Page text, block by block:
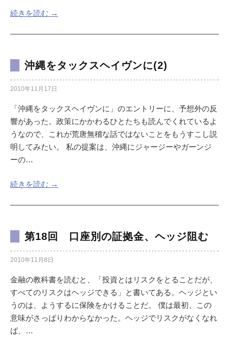
続きを読む →
沖縄をタックスヘイヴンに(2)
2010年11月17日
「沖縄をタックスヘイヴンに」のエントリーに、予想外の反
響があった。政策にかかわるひとたちも読んでくれているよ
うなので、これが荒唐無稽な話ではないことをもうすこし説
明してみたい。 私の提案は、沖縄にジャージーやガーンジ
ーの…
続きを読む →
第18回 口座別の証拠金、ヘッジ阻む
2010年11月8日
金融の教科書を読むと、「投資とはリスクをとることだが、
すべてのリスクはヘッジできる」と書いてある。ヘッジとい
うのは、ようするに保険をかけることだ。 僕は最初、この
意味がさっぱりわからなかった。ヘッジでリスクがなくなれ
ば、…